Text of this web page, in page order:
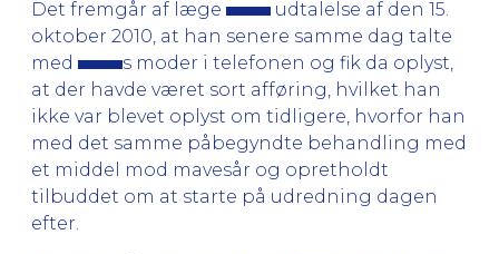
Det fremgår af læge
udtalelse af den 15.
oktober 2010, at han senere samme dag talte
med
s moder i telefonen og fik da oplyst,
at der havde været sort afføring, hvilket han
ikke var blevet oplyst om tidligere, hvorfor han
med det samme påbegyndte behandling med
et middel mod mavesår og opretholdt
tilbuddet om at starte på udredning dagen
efter.